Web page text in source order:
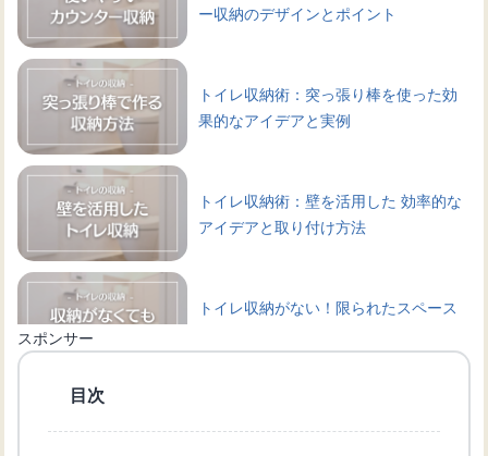
ー収納のデザインとポイント
トイレ収納術：突っ張り棒を使った効
果的なアイデアと実例
トイレ収納術：壁を活用した 効率的な
アイデアと取り付け方法
トイレ収納がない！限られたスペース
を使って効率的に収納しよう
スポンサー
目次